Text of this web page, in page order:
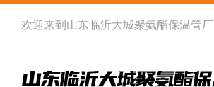
欢迎来到 山东临沂大城聚氨酯保温管厂